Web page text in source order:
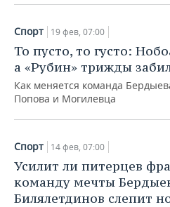
Спорт 19 фев, 07:00
То пусто, то густо:
а «Рубин» трижды
Как меняется команда
Попова и Могилевца
Спорт 14 фев, 07:00
Усилит ли питерцев
команду мечты
Билялетдинов слепит